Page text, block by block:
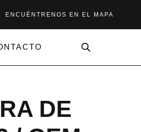
ENCUÉNTRENOS EN EL MAPA
DE